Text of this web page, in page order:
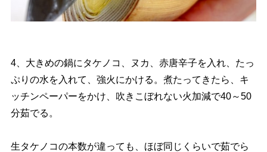
4、大きめの鍋にタケノコ、ヌカ、赤唐辛子を入れ、たっ
ぷりの水を入れて、強火にかける。煮たってきたら、キ
ッチンペーパーをかけ、吹きこぼれない火加減で40～50
分茹でる。
生タケノコの本数が違っても、ほぼ同じくらいで茹でら